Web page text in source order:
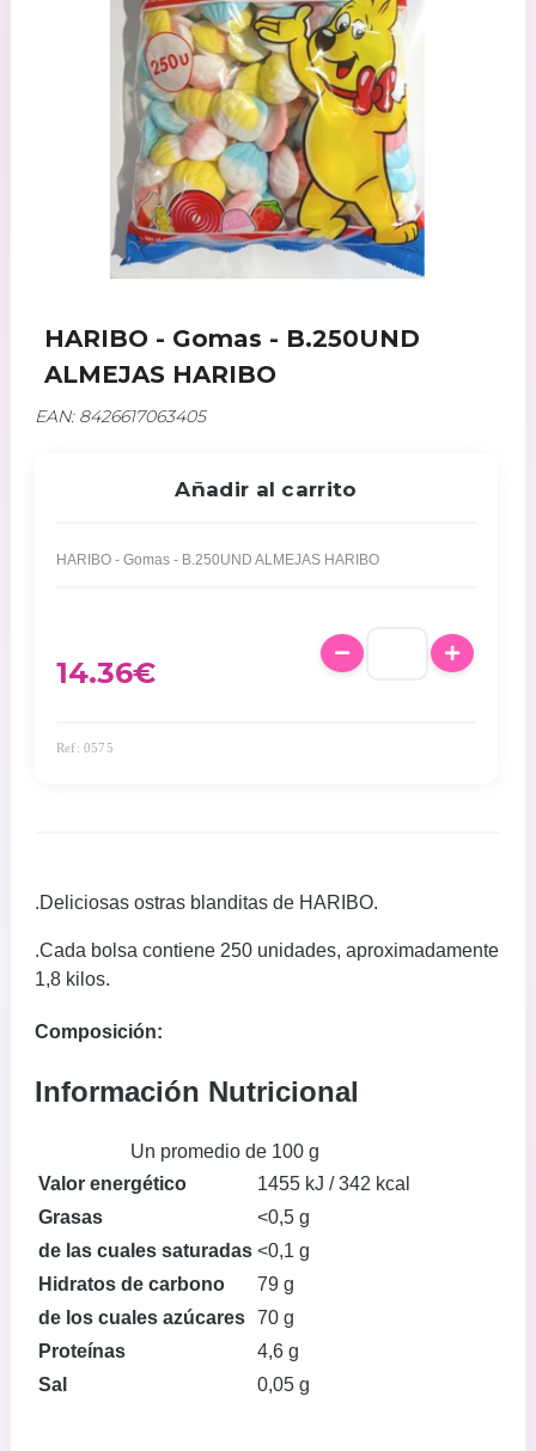
HARIBO - Gomas - B.250UND
ALMEJAS HARIBO
EAN: 8426617063405
Añadir al carrito
HARIBO - Gomas - B.250UND ALMEJAS HARIBO
14.36€
Ref: 0575
.Deliciosas ostras blanditas de HARIBO.
.Cada bolsa contiene 250 unidades, aproximadamente
1,8 kilos.
Composición:
Información Nutricional
Un promedio de 100 g
Valor energético
1455 kJ / 342 kcal
Grasas
<0,5 g
de las cuales saturadas <0,1 g
Hidratos de carbono
79 g
de los cuales azúcares 70 g
Proteínas
4,6 g
Sal
0,05 g